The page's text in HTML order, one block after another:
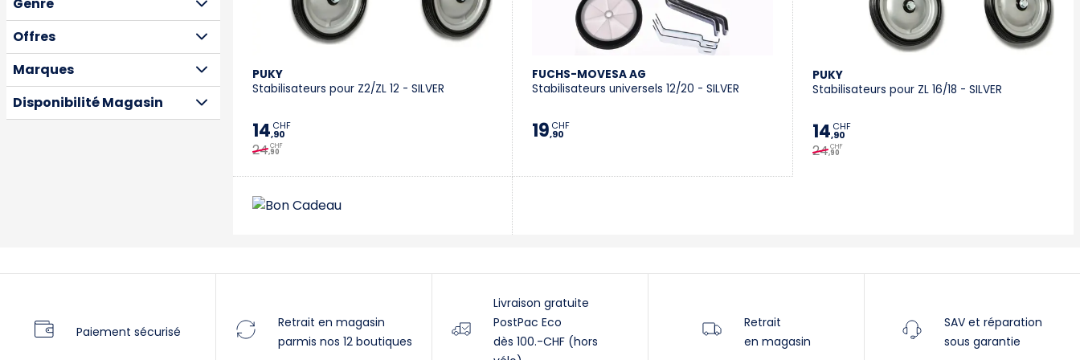
Villeneuve
Offres
Marques
Disponibilité Magasin
PUKY
Stabilisateurs pour Z2/ZL 12 - SILVER
14,90
CHF
24,90
CHF
FUCHS-MOVESA AG
Stabilisateurs universels 12/20 - SILVER
19,90
CHF
PUKY
Stabilisateurs pour ZL 16/18 - SILVER
14,90
CHF
24,90
CHF
Paiement sécurisé
Retrait en magasin
parmis nos 12 boutiques
Livraison gratuite
PostPac Eco
dès 100.-CHF (hors
Retrait
en magasin
SAV et réparation
sous garantie